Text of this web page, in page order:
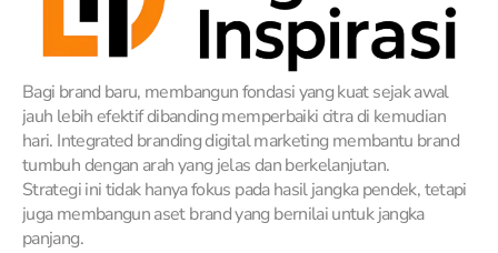
Bagi brand baru, membangun fondasi yang kuat sejak awal
jauh lebih efektif dibanding memperbaiki citra di kemudian
hari. Integrated branding digital marketing membantu brand
tumbuh dengan arah yang jelas dan berkelanjutan.
Strategi ini tidak hanya fokus pada hasil jangka pendek, tetapi
juga membangun aset brand yang bernilai untuk jangka
panjang.